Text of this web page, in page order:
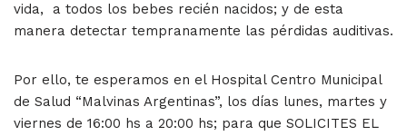
vida, a todos los bebes recién nacidos; y de esta
manera detectar tempranamente las pérdidas auditivas.
Por ello, te esperamos en el Hospital Centro Municipal
de Salud “Malvinas Argentinas”, los días lunes, martes y
viernes de 16:00 hs a 20:00 hs; para que SOLICITES EL